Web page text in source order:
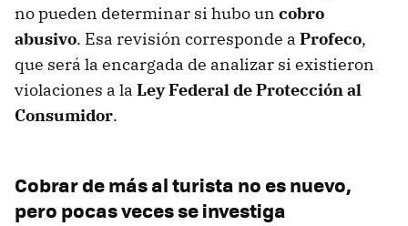
no pueden determinar si hubo un cobro
abusivo. Esa revisión corresponde a Profeco,
que será la encargada de analizar si existieron
violaciones a la Ley Federal de Protección al
Consumidor.
Cobrar de más al turista no es nuevo,
pero pocas veces se investiga